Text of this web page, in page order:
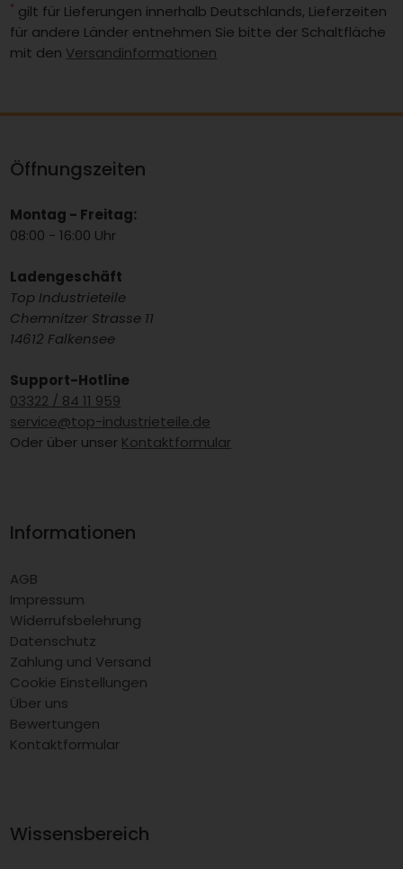
* gilt für Lieferungen innerhalb Deutschlands, Lieferzeiten
für andere Länder entnehmen Sie bitte der Schaltfläche
mit den Versandinformationen
Öffnungszeiten
Montag - Freitag:
08:00 - 16:00 Uhr
Ladengeschäft
Top Industrieteile
Chemnitzer Strasse 11
14612 Falkensee
Support-Hotline
03322 / 84 11 959
service@top-industrieteile.de
Oder über unser Kontaktformular
Informationen
AGB
Impressum
Widerrufsbelehrung
Datenschutz
Zahlung und Versand
Cookie Einstellungen
Über uns
Bewertungen
Kontaktformular
Wissensbereich